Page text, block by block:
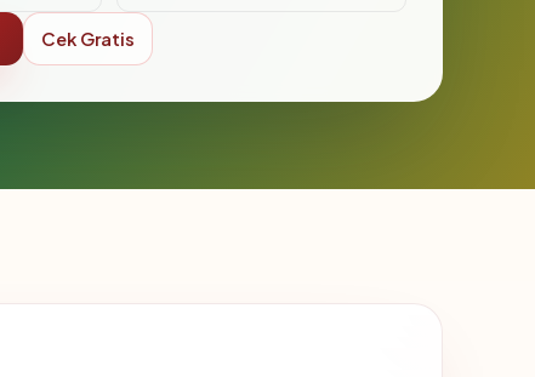
Cek Gratis